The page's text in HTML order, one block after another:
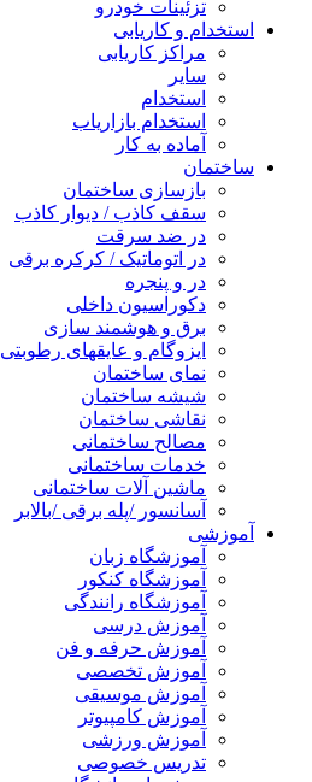
تزئینات خودرو
استخدام و کاریابی
مراکز کاریابی
سایر
استخدام
استخدام بازاریاب
آماده به کار
ساختمان
بازسازی ساختمان
سقف کاذب / دیوار کاذب
در ضد سرقت
در اتوماتیک / کرکره برقی
در و پنجره
دکوراسیون داخلی
برق و هوشمند سازی
ایزوگام و عایقهای رطوبتی
نمای ساختمان
شیشه ساختمان
نقاشی ساختمان
مصالح ساختمانی
خدمات ساختمانی
ماشین آلات ساختمانی
آسانسور /پله برقی /بالابر
آموزشی
آموزشگاه زبان
آموزشگاه کنکور
آموزشگاه رانندگی
آموزش درسی
آموزش حرفه و فن
آموزش تخصصی
آموزش موسیقی
آموزش کامپیوتر
آموزش ورزشی
تدریس خصوصی